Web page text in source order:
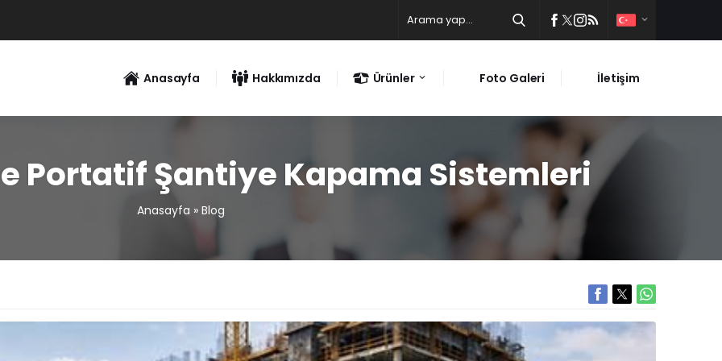
Anasayfa Hakkımızda Ürünler Foto Galeri İletişim
Portatif Şantiye Kapama Sistemleri
Anasayfa » Blog